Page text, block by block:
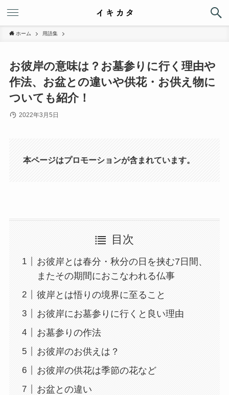
ホーム 用語集
お彼岸の意味は？お墓参りに行く理由や
作法、お盆との違いや供花・お供え物に
ついても紹介！
2022年3月5日
本ページはプロモーションが含まれています。
目次
お彼岸とは春分・秋分の日を挟む7日間、
またその期間におこなわれる仏事
彼岸とは悟りの境界に至ること
お彼岸にお墓参りに行くと良い理由
お墓参りの作法
お彼岸のお供えは？
お彼岸の供花は季節の花など
お盆との違い